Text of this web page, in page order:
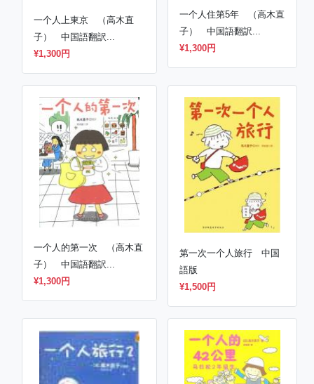
一个人上東京 （高木直
子） 中国語翻訳...
¥1,300円
一个人住第5年 （高木直
子） 中国語翻訳...
¥1,300円
一个人的第一次 （高木直
子） 中国語翻訳...
¥1,300円
第一次一个人旅行 中国
語版
¥1,500円